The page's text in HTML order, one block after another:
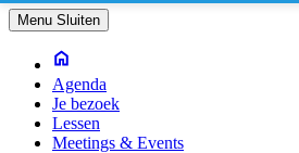
Menu Sluiten
Agenda
Je bezoek
Lessen
Meetings & Events